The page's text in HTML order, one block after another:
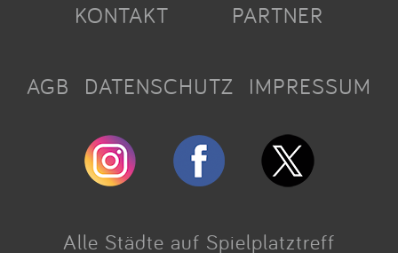
KONTAKT PARTNER
AGB DATENSCHUTZ IMPRESSUM
Alle Städte auf Spielplatztreff